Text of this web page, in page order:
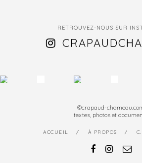
RETROUVEZ-NOUS SUR
©crapaud-
textes, photos et
ACCUEIL À PROPOS